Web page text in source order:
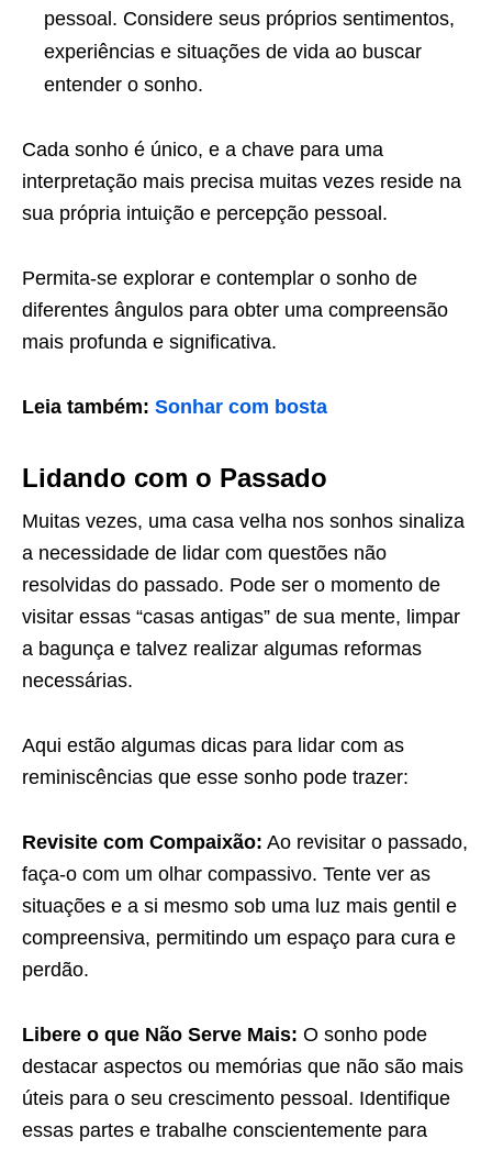
pessoal. Considere seus próprios sentimentos,
experiências e situações de vida ao buscar
entender o sonho.
Cada sonho é único, e a chave para uma
interpretação mais precisa muitas vezes reside na
sua própria intuição e percepção pessoal.
Permita-se explorar e contemplar o sonho de
diferentes ângulos para obter uma compreensão
mais profunda e significativa.
Leia também: Sonhar com bosta
Lidando com o Passado
Muitas vezes, uma casa velha nos sonhos sinaliza
a necessidade de lidar com questões não
resolvidas do passado. Pode ser o momento de
visitar essas “casas antigas” de sua mente, limpar
a bagunça e talvez realizar algumas reformas
necessárias.
Aqui estão algumas dicas para lidar com as
reminiscências que esse sonho pode trazer:
Revisite com Compaixão: Ao revisitar o passado,
faça-o com um olhar compassivo. Tente ver as
situações e a si mesmo sob uma luz mais gentil e
compreensiva, permitindo um espaço para cura e
perdão.
Libere o que Não Serve Mais: O sonho pode
destacar aspectos ou memórias que não são mais
úteis para o seu crescimento pessoal. Identifique
essas partes e trabalhe conscientemente para